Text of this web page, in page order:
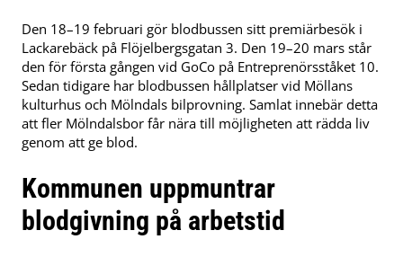
Den 18–19 februari gör blodbussen sitt premiärbesök i
Lackarebäck på Flöjelbergsgatan 3. Den 19–20 mars står
den för första gången vid GoCo på Entreprenörsståket 10.
Sedan tidigare har blodbussen hållplatser vid Möllans
kulturhus och Mölndals bilprovning. Samlat innebär detta
att fler Mölndalsbor får nära till möjligheten att rädda liv
genom att ge blod.
Kommunen uppmuntrar
blodgivning på arbetstid